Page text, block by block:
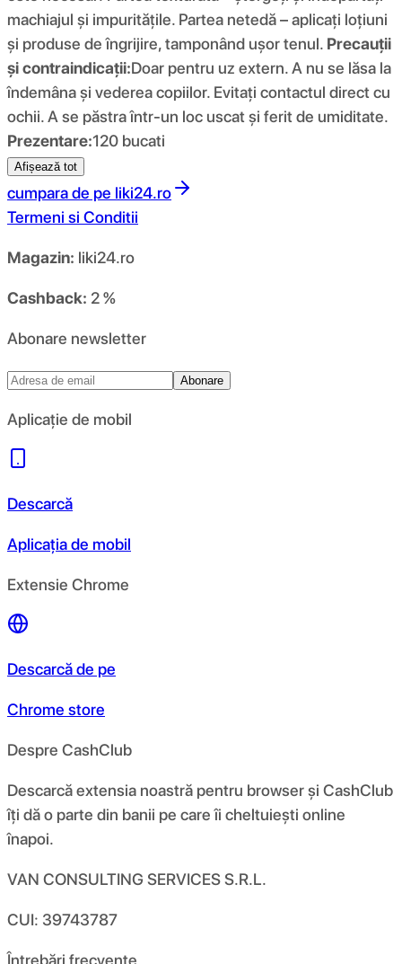
machiajul şi impurităţile. Partea netedă – aplicaţi loţiuni
şi produse de îngrijire, tamponând uşor tenul. Precauții
și contraindicații:Doar pentru uz extern. A nu se lăsa la
îndemâna şi vederea copiilor. Evitaţi contactul direct cu
ochii. A se păstra într-un loc uscat şi ferit de umiditate.
Prezentare:120 bucati
Afișează tot
cumpara de pe liki24.ro
Termeni si Conditii
Magazin: liki24.ro
Cashback: 2 %
Abonare newsletter
Abonare
Aplicație de mobil
Descarcă
Aplicația de mobil
Extensie Chrome
Descarcă de pe
Chrome store
Despre CashClub
Descarcă extensia noastră pentru browser și CashClub
îți dă o parte din banii pe care îi cheltuiești online
înapoi.
VAN CONSULTING SERVICES S.R.L.
CUI: 39743787
Întrebări frecvente